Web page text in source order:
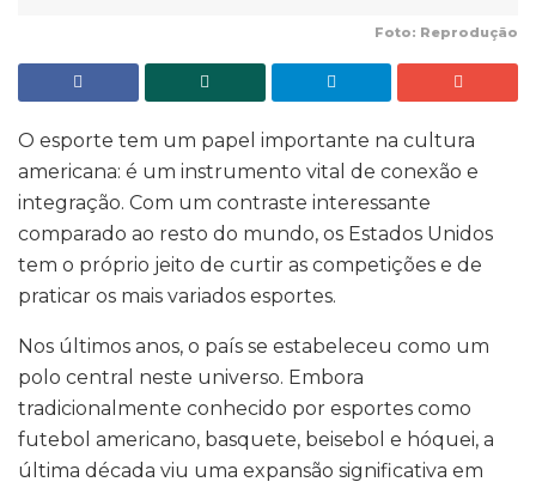
Foto: Reprodução
O esporte tem um papel importante na cultura
americana: é um instrumento vital de conexão e
integração. Com um contraste interessante
comparado ao resto do mundo, os Estados Unidos
tem o próprio jeito de curtir as competições e de
praticar os mais variados esportes.
Nos últimos anos, o país se estabeleceu como um
polo central neste universo. Embora
tradicionalmente conhecido por esportes como
futebol americano, basquete, beisebol e hóquei, a
última década viu uma expansão significativa em